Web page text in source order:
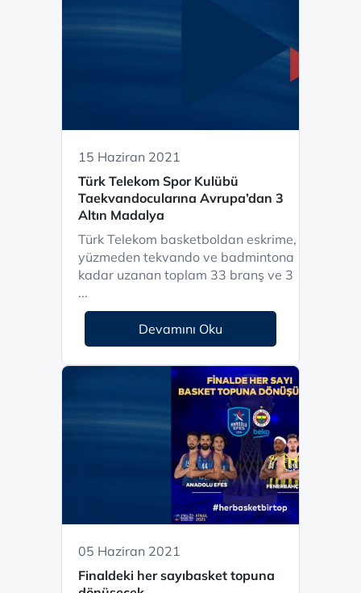
15 Haziran 2021
Türk Telekom Spor Kulübü
Taekvandocularına Avrupa’dan 3
Altın Madalya
Türk Telekom basketboldan eskrime,
yüzmeden tekvando ve badmintona
kadar uzanan toplam 33 branş ve 3
...
Devamını Oku
05 Haziran 2021
Finaldeki her sayıbasket topuna